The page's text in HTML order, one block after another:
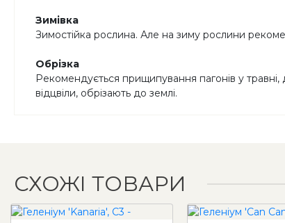
Зимівка
Зимостійка рослина. Але на зиму рослини
Обрізка
Рекомендується прищипування пагонів у травні,
відцвіли, обрізають до землі.
СХОЖІ ТОВАРИ